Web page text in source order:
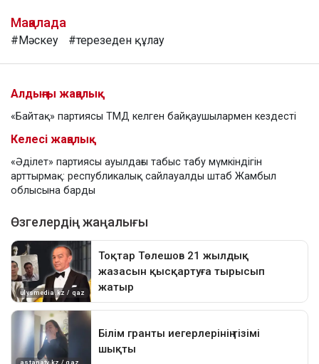
Мақалада
#Мәскеу #терезеден құлау
Алдыңғы жаңалық
«Байтақ» партиясы ТМД келген байқаушылармен кездесті
Келесі жаңалық
«Әділет» партиясы ауылдағы табыс табу мүмкіндігін
арттырмақ: республикалық сайлауалды штаб Жамбыл
облысына барды